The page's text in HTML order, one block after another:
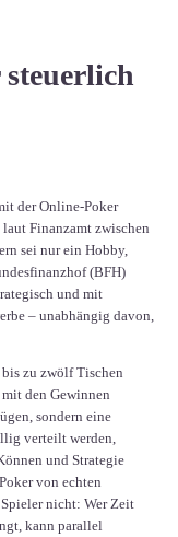
der Online-Poker
Finanzamt zwischen
sei nur ein Hobby,
(BFH)
und mit
– unabhängig davon,
zu zwölf Tischen
den Gewinnen
sondern eine
verteilt werden,
und Strategie
von echten
nicht: Wer Zeit
kann parallel